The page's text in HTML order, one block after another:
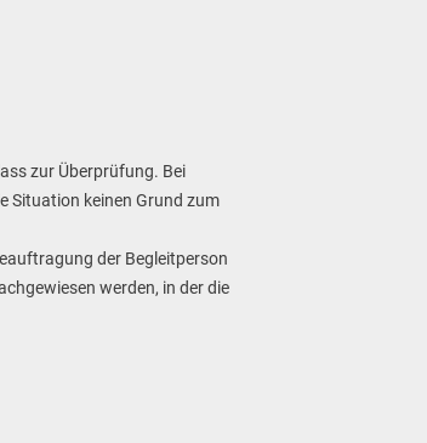
zur Überprüfung. Bei
Situation keinen Grund zum
der Begleitperson
werden, in der die